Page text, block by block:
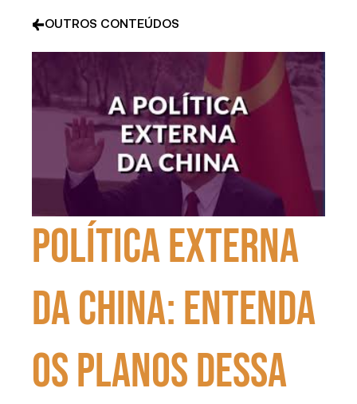
OUTROS CONTEÚDOS
Política externa
da China: entenda
os planos dessa